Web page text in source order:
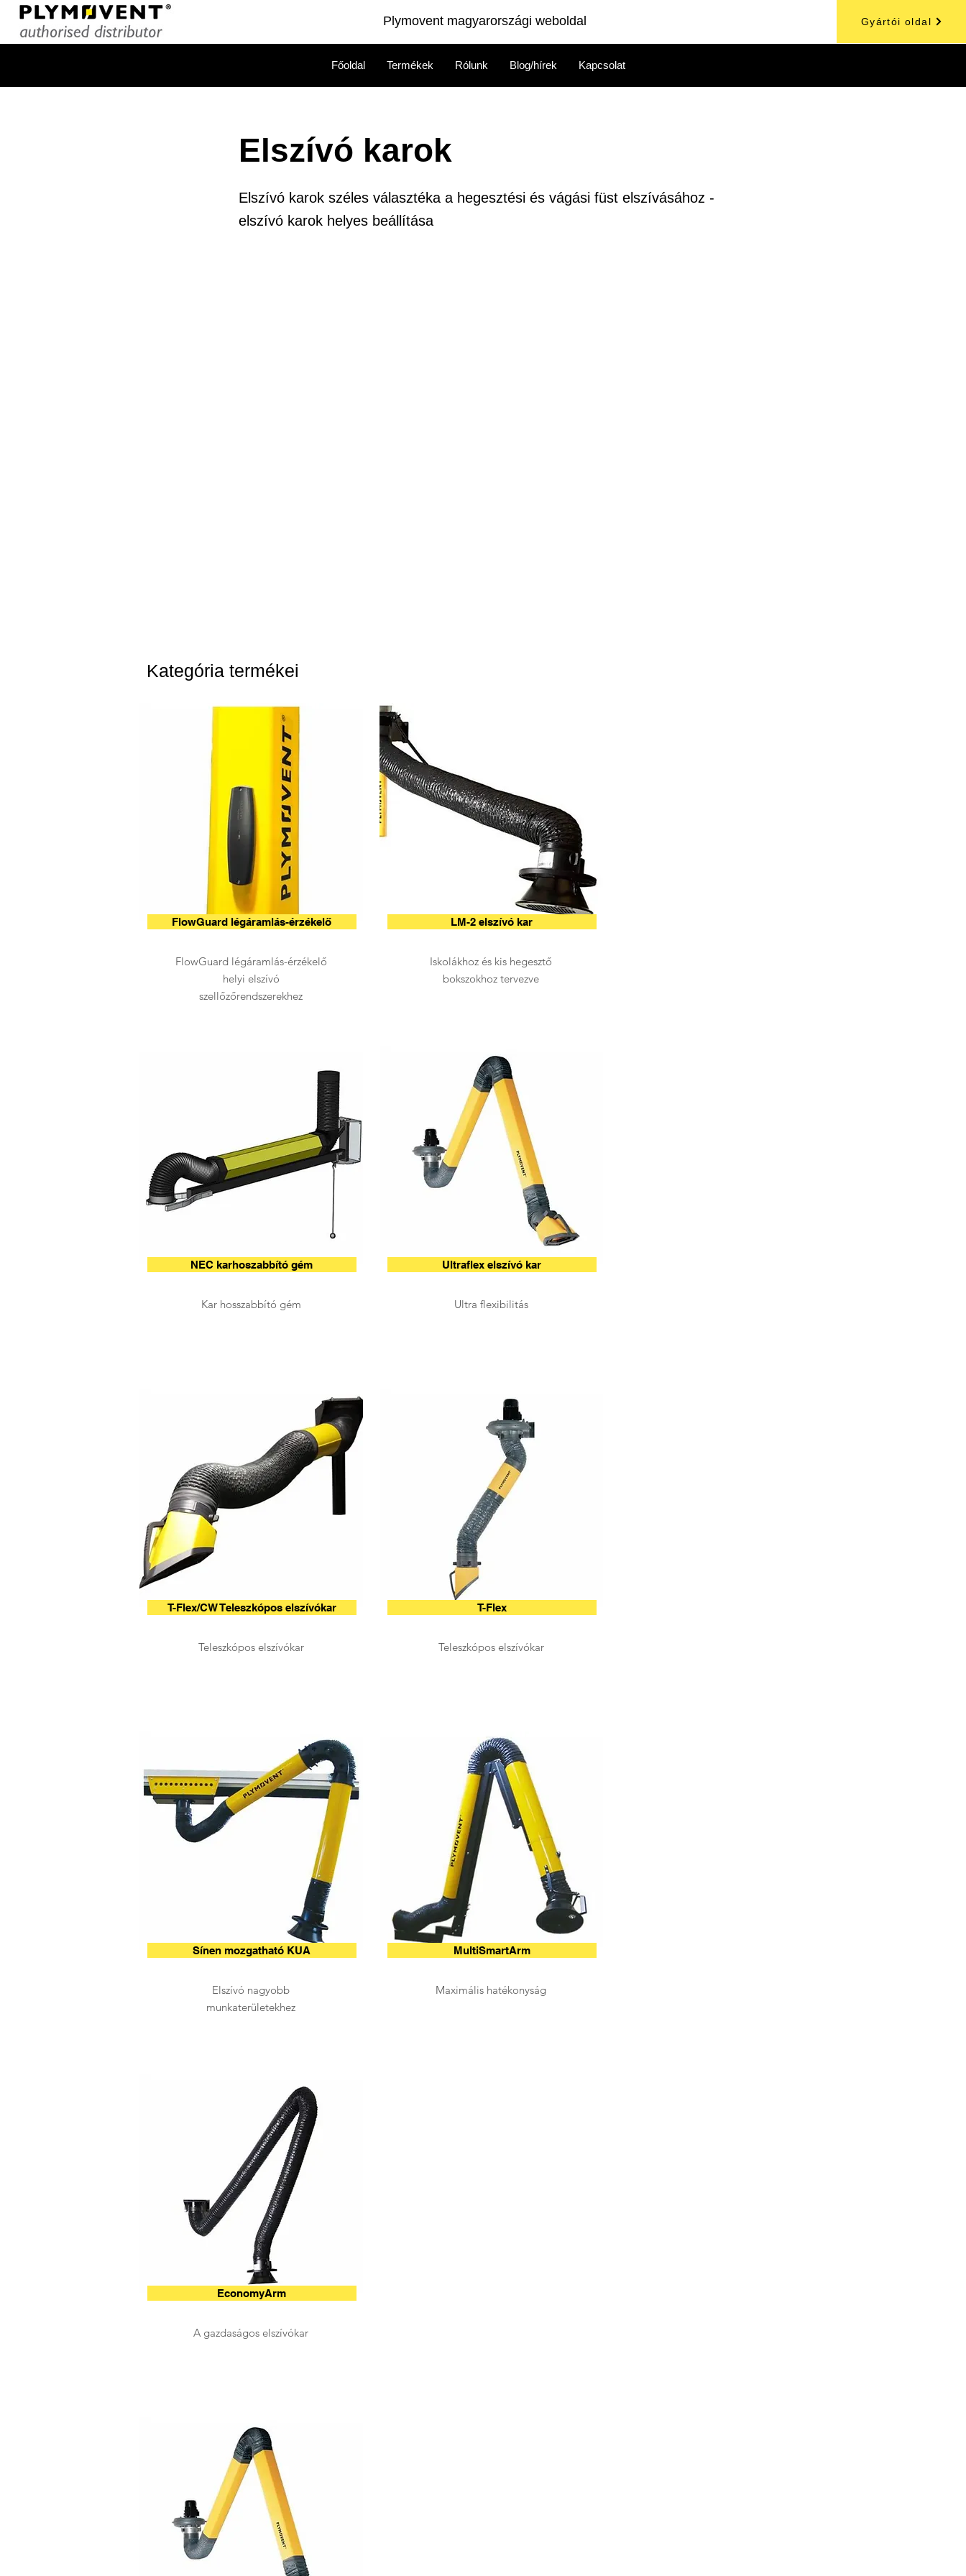
Plymovent magyarországi weboldal Gyártói oldal
Főoldal Termékek Rólunk Blog/hírek Kapcsolat
Elszívó karok
Elszívó karok széles választéka a hegesztési és vágási füst elszívásához -
elszívó karok helyes beállítása
Kategória termékei
FlowGuard légáramlás-érzékelő
FlowGuard légáramlás-érzékelő
helyi elszívó
szellőzőrendszerekhez
NEC karhoszabbító gém
Kar hosszabbító gém
T-Flex/CW Teleszkópos elszívókar
Teleszkópos elszívókar
Sínen mozgatható KUA
Elszívó nagyobb
munkaterületekhez
LM-2 elszívó kar
Iskolákhoz és kis hegesztő
bokszokhoz tervezve
Ultraflex elszívó kar
Ultra flexibilitás
T-Flex
Teleszkópos elszívókar
MultiSmartArm
Maximális hatékonyság
EconomyArm
A gazdaságos elszívókar